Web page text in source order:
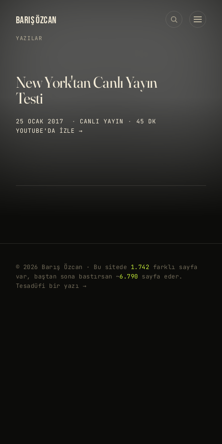
BARIŞ ÖZCAN
YAZILAR
New York'tan Canlı Yayın
Testi
25 OCAK 2017 · CANLI YAYIN ·
45 DK
YOUTUBE'DA IZLE →
© 2026 Barış Özcan · Bu sitede 1.742 farklı sayfa
var, baştan sona bastırsan ~6.790 sayfa eder.
Tesadüfi bir yazı →